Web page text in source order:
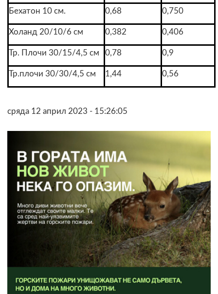
Бехатон 10 см. 0,68 0,750
Холанд 20/10/6 см 0,382 0,406
Тр. Плочи 30/15/4,5 см 0,78 0,9
Тр.плочи 30/30/4,5 см 1,44 0,56
сряда 12 април 2023 - 15:26:05